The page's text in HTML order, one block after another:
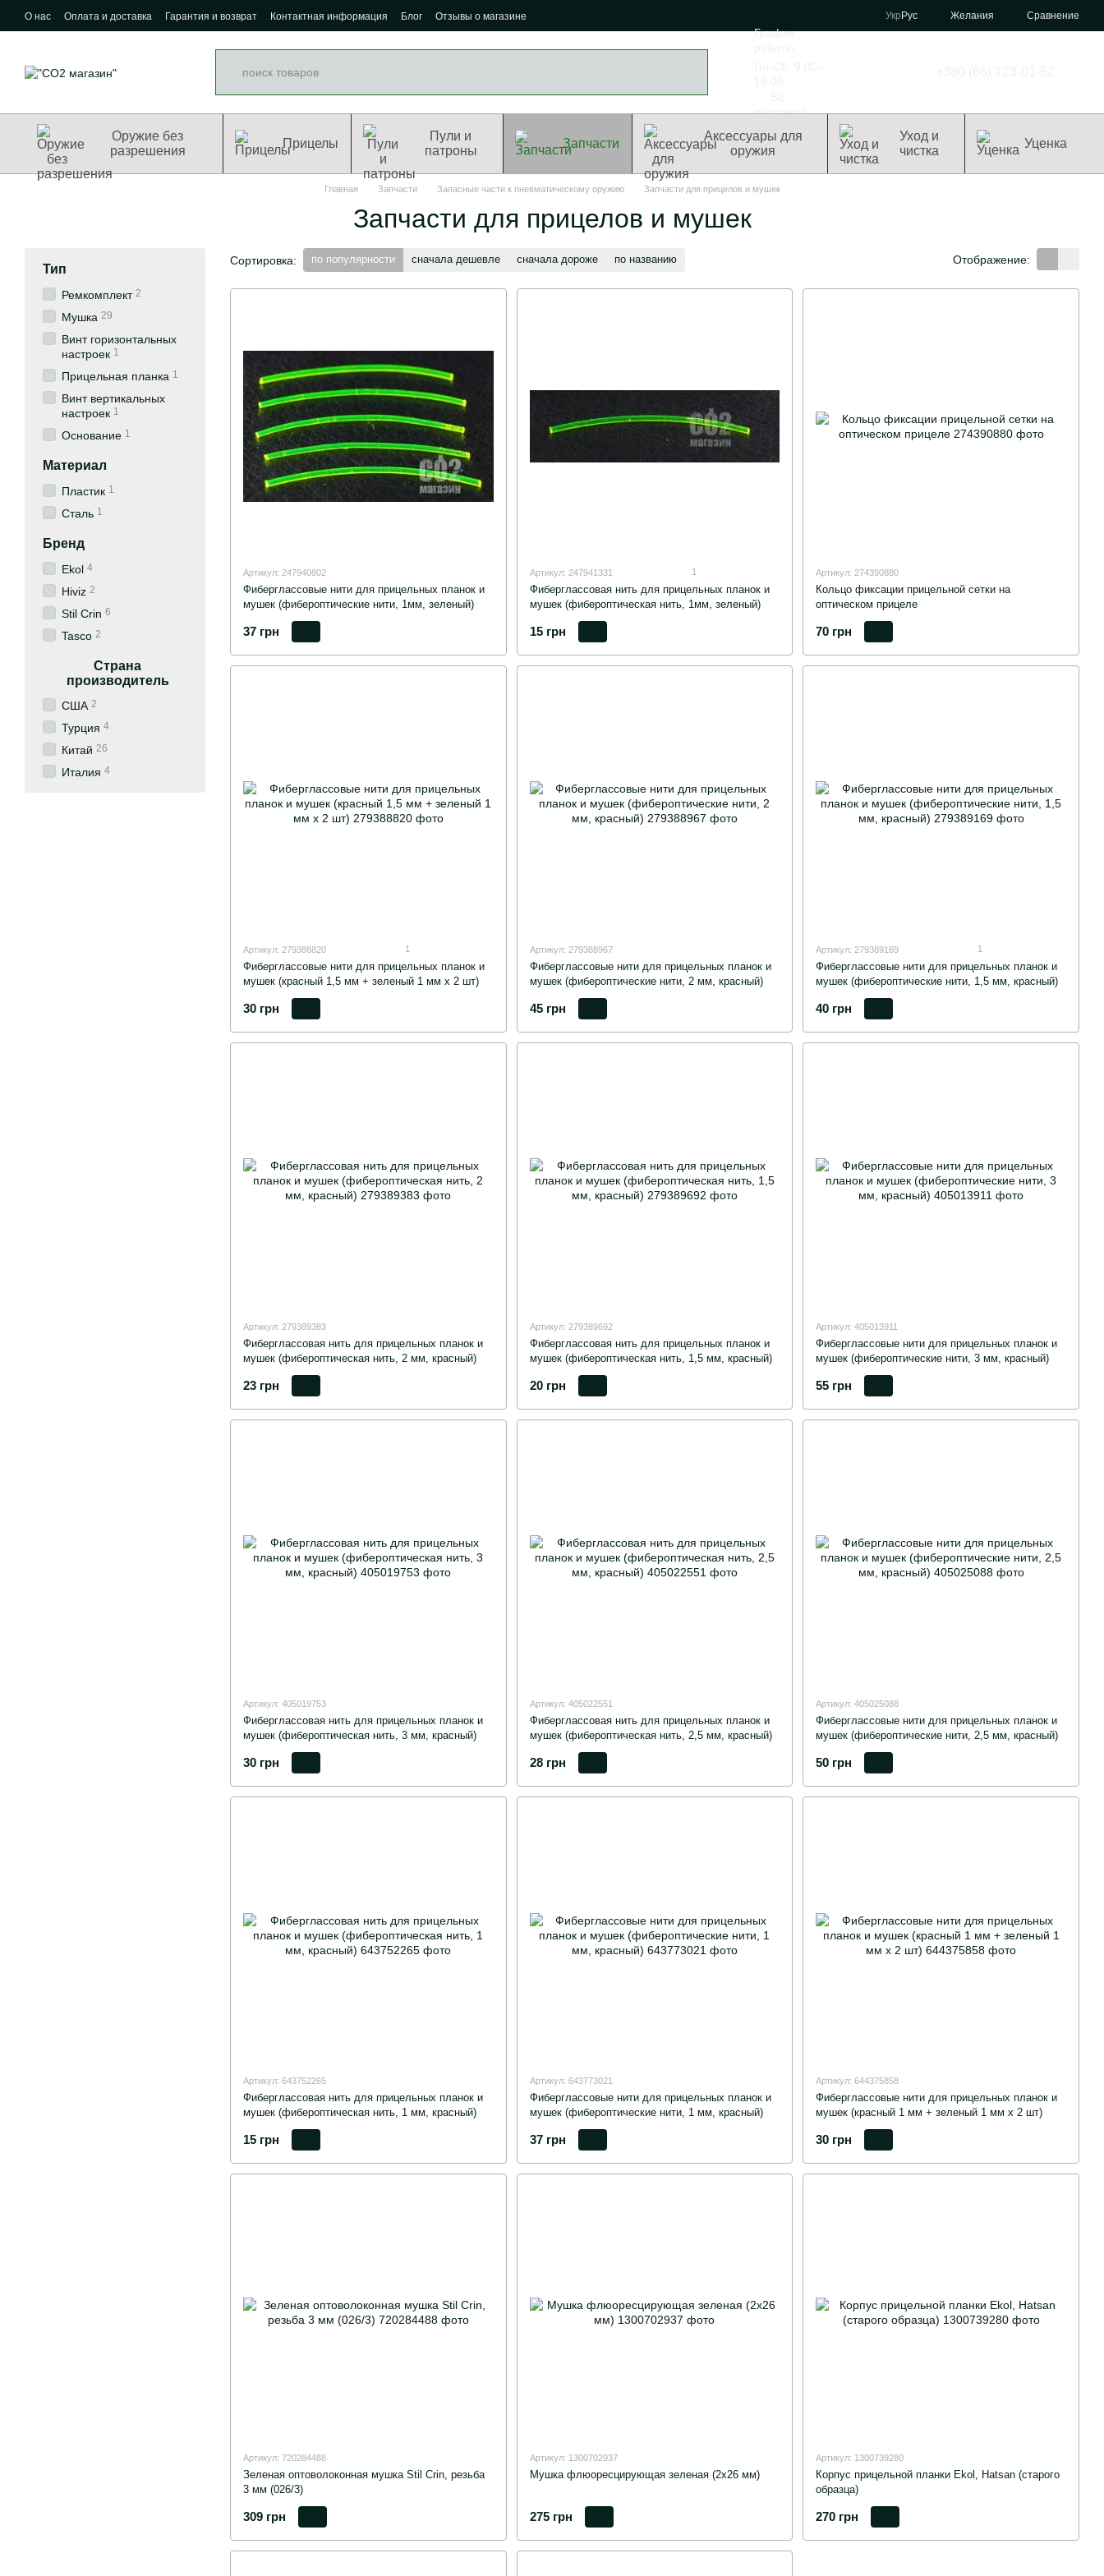
Перейти к основному контенту
О нас Оплата и доставка Гарантия и возврат Контактная информация Блог Отзывы о магазине Укр Рус Желания Сравнение
График
выходной
Оружие без
разрешения
Прицелы
Пули и
патроны
Запчасти
Аксессуары для
оружия
Уход и
чистка
Уценка
Главная Запчасти Запасные части к пневматическому оружию Запчасти для прицелов и мушек
Запчасти для прицелов и мушек
Сортировка: по популярности сначала дешевле сначала дороже по названию Отображение:
Артикул: 247940802
Фиберглассовые нити для прицельных планок и
мушек (фибероптические нити, 1мм, зеленый)
37 грн
Артикул: 247941331 1
Фиберглассовая нить для прицельных планок и
мушек (фибероптическая нить, 1мм, зеленый)
15 грн
Артикул: 274390880
Кольцо фиксации прицельной сетки на
оптическом прицеле
70 грн
Артикул: 279388820 1
Фиберглассовые нити для прицельных планок и
мушек (красный 1,5 мм + зеленый 1 мм х 2 шт)
30 грн
Артикул: 279388967
Фиберглассовые нити для прицельных планок и
мушек (фибероптические нити, 2 мм, красный)
45 грн
Артикул: 279389169 1
Фиберглассовые нити для прицельных планок и
мушек (фибероптические нити, 1,5 мм, красный)
40 грн
Артикул: 279389383
Фиберглассовая нить для прицельных планок и
мушек (фибероптическая нить, 2 мм, красный)
23 грн
Артикул: 279389692
Фиберглассовая нить для прицельных планок и
мушек (фибероптическая нить, 1,5 мм, красный)
20 грн
Артикул: 405013911
Фиберглассовые нити для прицельных планок и
мушек (фибероптические нити, 3 мм, красный)
55 грн
Артикул: 405019753
Фиберглассовая нить для прицельных планок и
мушек (фибероптическая нить, 3 мм, красный)
30 грн
Артикул: 405022551
Фиберглассовая нить для прицельных планок и
мушек (фибероптическая нить, 2,5 мм, красный)
28 грн
Артикул: 405025088
Фиберглассовые нити для прицельных планок и
мушек (фибероптические нити, 2,5 мм, красный)
50 грн
Артикул: 643752265
Фиберглассовая нить для прицельных планок и
мушек (фибероптическая нить, 1 мм, красный)
15 грн
Артикул: 643773021
Фиберглассовые нити для прицельных планок и
мушек (фибероптические нити, 1 мм, красный)
37 грн
Артикул: 644375858
Фиберглассовые нити для прицельных планок и
мушек (красный 1 мм + зеленый 1 мм х 2 шт)
30 грн
Артикул: 720284488
Зеленая оптоволоконная мушка Stil Crin, резьба
3 мм (026/3)
309 грн
Артикул: 1300702937
Мушка флюоресцирующая зеленая (2х26 мм)
275 грн
Артикул: 1300739280
Корпус прицельной планки Ekol, Hatsan (старого
образца)
270 грн
Тип
Ремкомплект 2
Мушка 29
Винт горизонтальных
настроек 1
Прицельная планка 1
Винт вертикальных
настроек 1
Основание 1
Материал
Пластик 1
Сталь 1
Бренд
Ekol 4
Hiviz 2
Stil Crin 6
Tasco 2
Страна
производитель
США 2
Турция 4
Китай 26
Италия 4